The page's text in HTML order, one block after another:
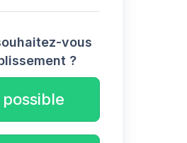
vous
?